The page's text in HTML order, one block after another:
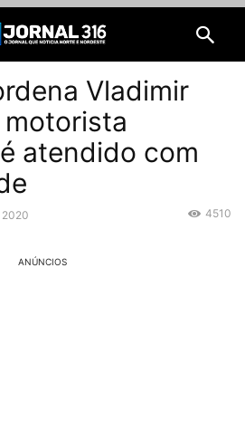
Vladimir
atendido com
2020 4510
ANÚNCIOS